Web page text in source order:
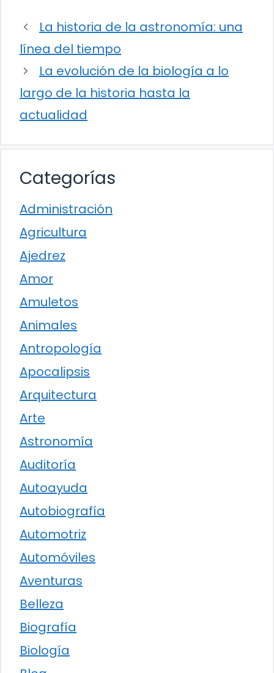
La historia de la astronomía: una
línea del tiempo
La evolución de la biología a lo
largo de la historia hasta la
actualidad
Categorías
Administración
Agricultura
Ajedrez
Amor
Amuletos
Animales
Antropología
Apocalipsis
Arquitectura
Arte
Astronomía
Auditoría
Autoayuda
Autobiografía
Automotriz
Automóviles
Aventuras
Belleza
Biografía
Biología